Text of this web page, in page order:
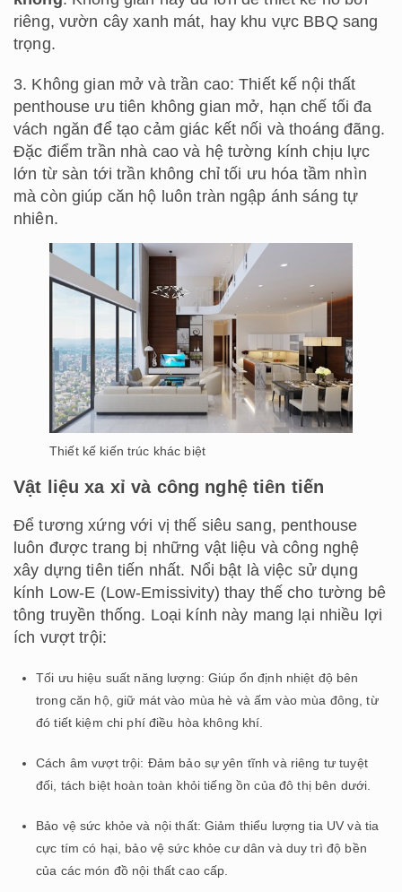
riêng, vườn cây xanh mát, hay khu vực BBQ sang
trọng.
3. Không gian mở và trần cao: Thiết kế nội thất
penthouse ưu tiên không gian mở, hạn chế tối đa
vách ngăn để tạo cảm giác kết nối và thoáng đãng.
Đặc điểm trần nhà cao và hệ tường kính chịu lực
lớn từ sàn tới trần không chỉ tối ưu hóa tầm nhìn
mà còn giúp căn hộ luôn tràn ngập ánh sáng tự
nhiên.
Thiết kế kiến trúc khác biệt
Vật liệu xa xỉ và công nghệ tiên tiến
Để tương xứng với vị thế siêu sang, penthouse
luôn được trang bị những vật liệu và công nghệ
xây dựng tiên tiến nhất. Nổi bật là việc sử dụng
kính Low-E (Low-Emissivity) thay thế cho tường bê
tông truyền thống. Loại kính này mang lại nhiều lợi
ích vượt trội:
Tối ưu hiệu suất năng lượng: Giúp ổn định nhiệt độ bên
trong căn hộ, giữ mát vào mùa hè và ấm vào mùa đông, từ
đó tiết kiệm chi phí điều hòa không khí.
Cách âm vượt trội: Đảm bảo sự yên tĩnh và riêng tư tuyệt
đối, tách biệt hoàn toàn khỏi tiếng ồn của đô thị bên dưới.
Bảo vệ sức khỏe và nội thất: Giảm thiểu lượng tia UV và tia
cực tím có hại, bảo vệ sức khỏe cư dân và duy trì độ bền
của các món đồ nội thất cao cấp.